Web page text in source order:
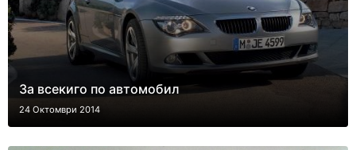
За всекиго по автомобил
24 Октомври 2014